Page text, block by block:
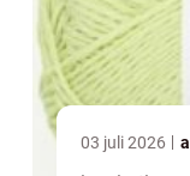
03 juli 2026